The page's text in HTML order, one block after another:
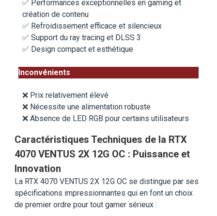
✅ Performances exceptionnelles en gaming et
création de contenu
✅ Refroidissement efficace et silencieux
✅ Support du ray tracing et DLSS 3
✅ Design compact et esthétique
Inconvénients
❌ Prix relativement élevé
❌ Nécessite une alimentation robuste
❌ Absence de LED RGB pour certains utilisateurs
Caractéristiques Techniques de la RTX
4070 VENTUS 2X 12G OC : Puissance et
Innovation
La RTX 4070 VENTUS 2X 12G OC se distingue par ses
spécifications impressionnantes qui en font un choix
de premier ordre pour tout gamer sérieux :